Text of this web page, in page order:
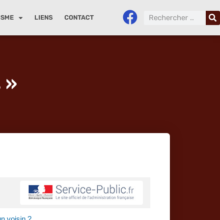
LIENS CONTACT
»